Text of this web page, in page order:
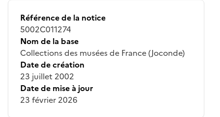
Référence de la notice
5002C011274
Nom de la base
Collections des musées de France (Joconde)
Date de création
23 juillet 2002
Date de mise à jour
23 février 2026